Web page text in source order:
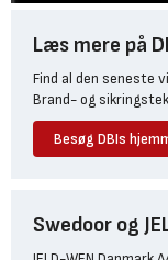
Læs mere på
Find al den seneste
Brand- og
Besøg DBIs
Swedoor og